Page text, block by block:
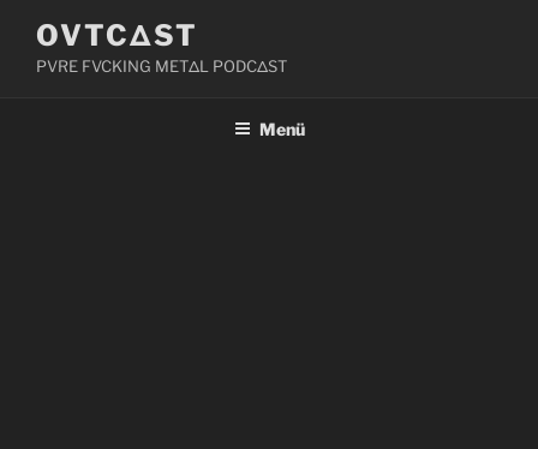
Inhalt
springen
OVTCΔST
PVRE FVCKING METΔL PODCΔST
Menü